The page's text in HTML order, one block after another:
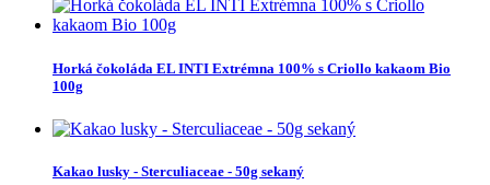
Horká čokoláda EL INTI Extrémna 100% s Criollo kakaom Bio
100g
Kakao lusky - Sterculiaceae - 50g sekaný